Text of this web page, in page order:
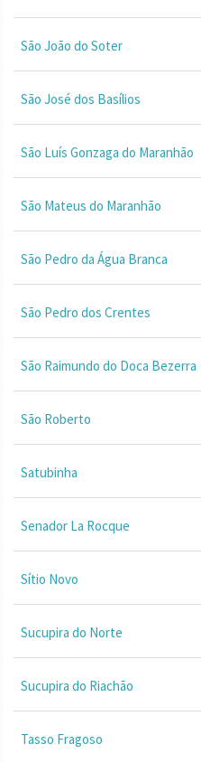
São João do Soter
São José dos Basílios
São Luís Gonzaga do Maranhão
São Mateus do Maranhão
São Pedro da Água Branca
São Pedro dos Crentes
São Raimundo do Doca Bezerra
São Roberto
Satubinha
Senador La Rocque
Sítio Novo
Sucupira do Norte
Sucupira do Riachão
Tasso Fragoso